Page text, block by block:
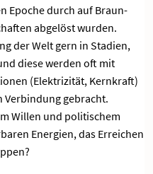
Epoche durch auf Braun-
abgelöst wurden.
der Welt gern in Stadien,
diese werden oft mit
(Elektrizität, Kernkraft)
Verbindung gebracht.
Willen und politischem
Energien, das Erreichen